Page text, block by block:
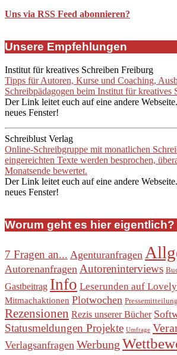
Uns via RSS Feed abonnieren?
Unsere Empfehlungen
Institut für kreatives Schreiben Freiburg
Tipps für Autoren, Kurse und Coaching,
Schreibpädagogen beim Institut für kreatives
Der Link leitet euch auf eine andere
neues Fenster!
Schreiblust Verlag
Online-Schreibgruppe mit monatlichen
eingereichten Texte werden besprochen,
Monatsende bewertet.
Der Link leitet euch auf eine andere
neues Fenster!
Worum geht es hier eigentlich?
7 Fragen an... Agenturanfragen
Autorenanfragen Autoreninterviews
Gastbeitrag Info Leserunden auf
Mitmachaktionen Plotwochen
Rezensionen Rezis unserer Bücher
Statusmeldungen Projekte Umfrage
Verlagsanfragen Werbung